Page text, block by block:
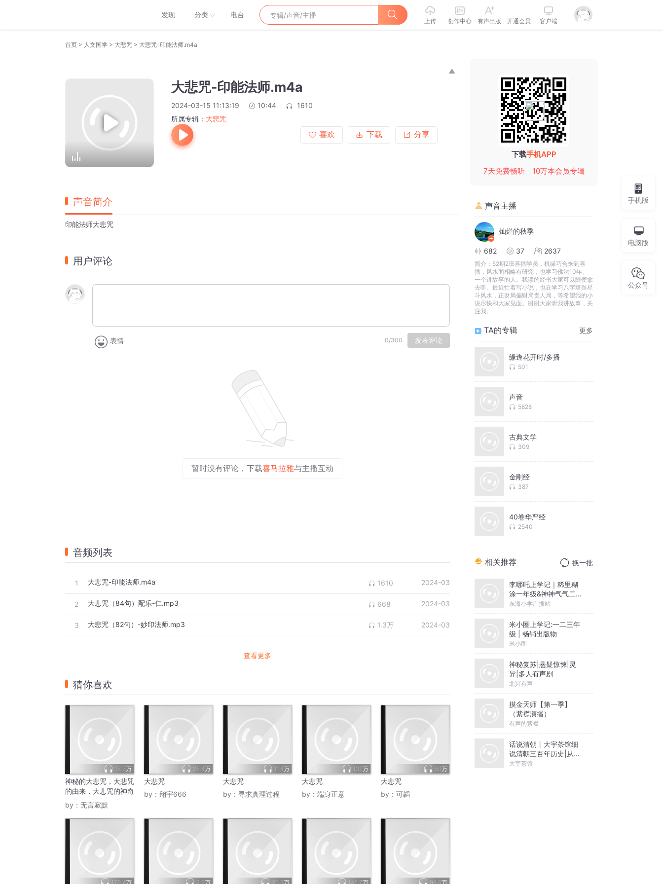
发现 分类 电台
上传 创作中心 有声出版 开通会员 客户端
首页 > 人文国学 > 大悲咒 > 大悲咒-印能法师.m4a
大悲咒-印能法师.m4a
2024-03-15 11:13:19 10:44
1610
所属专辑： 大悲咒
喜欢
下载 分享
声音简介
印能法师大悲咒
用户评论
表情 0/300 发表评论
暂时没有评论，下载喜马拉雅与主播互动
音频列表
1 大悲咒-印能法师.m4a 1610 2024-03
2 大悲咒（84句）配乐-仁.mp3 668 2024-03
3 大悲咒（82句）-妙印法师.mp3 1.3万 2024-03
查看更多
猜你喜欢
16.3万
神秘的大悲咒，大悲咒
的由来，大悲咒的神奇
功用
by： 无言寂默
26.4万
大悲咒
by： 翔宇666
11.4万
大悲咒
by： 寻求真理过程
137万
大悲咒
by： 端身正意
50万
大悲咒
by： 可韜
179.4万 2.9万 30.3万 145.7万 98.6万
下载手机APP
7天免费畅听
10万本会员专辑
声音主播
灿烂的秋季
682 37 2637
简介： 52期2班喜播学员，机缘巧合来到喜
播，风水面相略有研究，也学习佛法10年。
一个讲故事的人。我读的经书大家可以随便拿
去听。最近忙着写小说，也在学习八字堪舆星
斗风水，正财局偏财局贵人局，等希望我的小
说尽快和大家见面。谢谢大家听我讲故事，关
注我。
TA的专辑 更多
缘逢花开时/多播
501
声音
5828
古典文学
309
金刚经
387
40卷华严经
2540
相关推荐 换一批
李哪吒上学记｜稀里糊
涂一年级&神神气气二年
级
东海小学广播站
米小圈上学记:一二三年
级 | 畅销出版物
米小圈
神秘复苏|悬疑惊悚|灵
异|多人有声剧
北冥有声
摸金天师【第一季】
（紫襟演播）
有声的紫襟
话说清朝丨大宇茶馆细
说清朝三百年历史|从努
尔哈赤到末代皇帝溥仪|
大宇茶馆
手机版
电脑版
公众号